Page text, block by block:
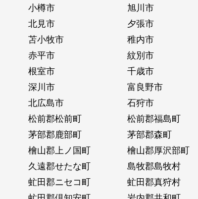
小樽市 旭川市
北見市 夕張市
苫小牧市 稚内市
赤平市 紋別市
根室市 千歳市
深川市 富良野市
北広島市 石狩市
松前郡松前町 松前郡福島町
茅部郡鹿部町 茅部郡森町
檜山郡上ノ国町 檜山郡厚沢部町
久遠郡せたな町 島牧郡島牧村
虻田郡ニセコ町 虻田郡真狩村